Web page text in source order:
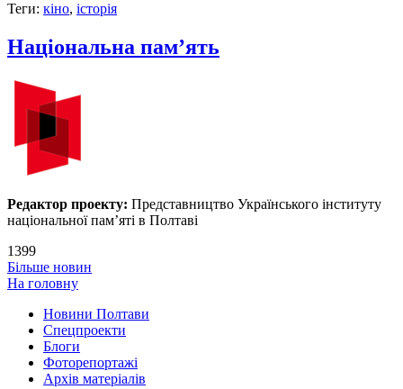
Теги: кіно, історія
Національна пам’ять
Редактор проекту: Представництво Українського інституту
національної пам’яті в Полтаві
1399
Більше новин
На головну
Новини Полтави
Спецпроекти
Блоги
Фоторепортажі
Архів матеріалів